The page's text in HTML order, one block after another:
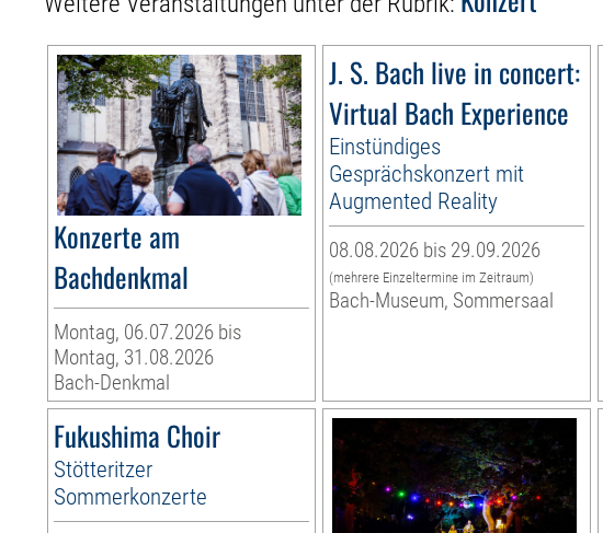
Konzerte am
Bachdenkmal
Montag, 06.07.2026 bis
Montag, 31.08.2026
Bach-Denkmal
J. S. Bach live in concert:
Virtual Bach Experience
Einstündiges
Gesprächskonzert mit
Augmented Reality
08.08.2026 bis 29.09.2026
(mehrere Einzeltermine im Zeitraum)
Bach-Museum, Sommersaal
Fukushima Choir
Stötteritzer
Sommerkonzerte